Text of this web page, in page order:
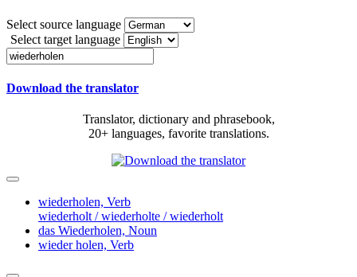
Select source language
Select target language
Download the translator
Translator, dictionary and phrasebook,
20+ languages, favorite translations.
wiederholen, Verb
wiederholt / wiederholte / wiederholt
das Wiederholen, Noun
wieder holen, Verb